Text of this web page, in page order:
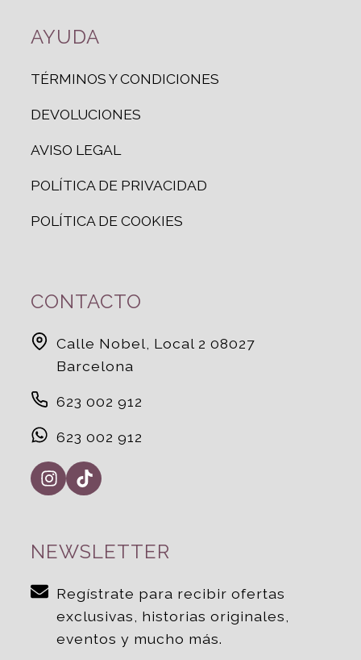
AYUDA
TÉRMINOS Y CONDICIONES
DEVOLUCIONES
AVISO LEGAL
POLÍTICA DE PRIVACIDAD
POLÍTICA DE COOKIES
CONTACTO
Calle Nobel, Local 2 08027
Barcelona
623 002 912
623 002 912
NEWSLETTER
Regístrate para recibir ofertas
exclusivas, historias originales,
eventos y mucho más.